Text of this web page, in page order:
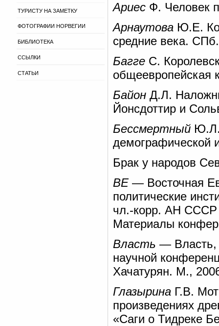
ТУРИСТУ НА ЗАМЕТКУ
ФОТОГРАФИИ НОРВЕГИИ
БИБЛИОТЕКА
ССЫЛКИ
СТАТЬИ
Ариес Ф. Человек
Арнаутова Ю.Е.
средние века.
Багге С.
общеевропейская
Байон Д.Л.
Йонсдоттир и
Бессмертный Ю.Л.
демографической
Брак у народов
ВЕ— Восточная
политические
чл.-корр. АН
Материалы
Власть — Власть,
научной
Хачатурян. М.,
Глазырина Г.В.
произведениях
«Саги о Тидреке